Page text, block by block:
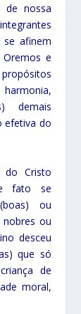
de nossa
se afinem
Oremos e
demais
efetiva do
do Cristo
fato se
ou
nobres ou
desceu
que só
de
moral,